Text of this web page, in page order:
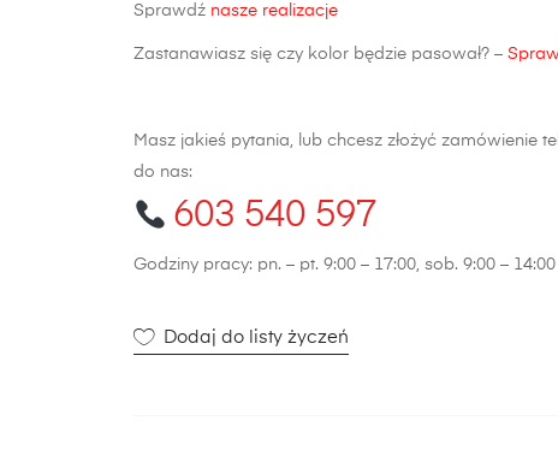
Mk6
FL
Sprawdź nasze realizacje
Zastanawiasz się czy kolor będzie pasował? –
Masz jakieś pytania, lub chcesz złożyć zamówienie
do nas:
603 540 597
Godziny pracy: pn. – pt. 9:00 – 17:00, sob. 9:00 – 14:00
Dodaj do listy życzeń